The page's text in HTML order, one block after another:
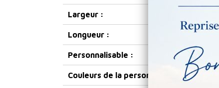
Largeur :
Longueur :
Personnalisable :
Couleurs de la personnalisation :